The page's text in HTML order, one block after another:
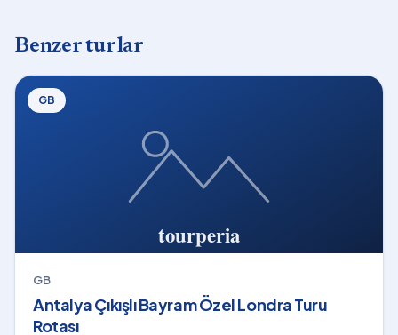
Benzer turlar
GB
GB
Antalya Çıkışlı Bayram Özel Londra Turu
Rotası